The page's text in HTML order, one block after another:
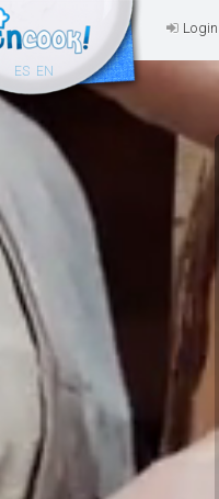
Login
ES EN